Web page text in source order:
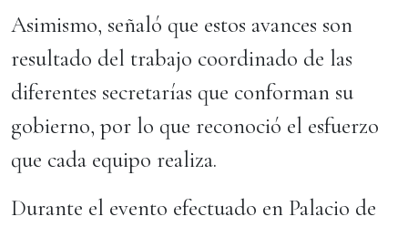
Asimismo, señaló que estos avances son
resultado del trabajo coordinado de las
diferentes secretarías que conforman su
gobierno, por lo que reconoció el esfuerzo
que cada equipo realiza.
Durante el evento efectuado en Palacio de